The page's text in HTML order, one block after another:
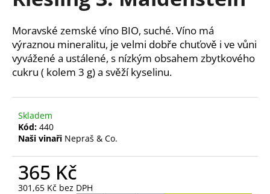
z
5
hvězdiček.
Moravské zemské víno BIO, suché. Víno má
výraznou mineralitu, je velmi dobře chuťově i ve vůni
vyvážené a ustálené, s nízkým obsahem zbytkového
cukru ( kolem 3 g) a svěží kyselinu.
Skladem
Kód: 440
Naši vinaři Nepraš & Co.
365 Kč
301,65 Kč bez DPH
j
í
t
?
HLEDAT